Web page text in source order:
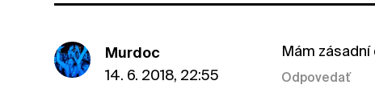
Murdoc
14. 6. 2018, 22:55
Mám
Odpovedať